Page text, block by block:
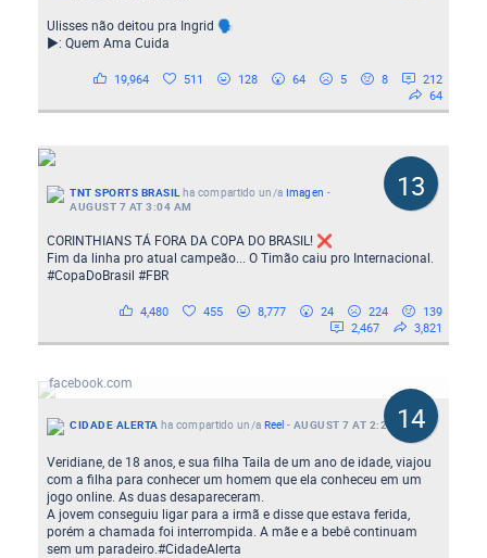
Ulisses não deitou pra Ingrid 🗣️
▶️: Quem Ama Cuida
19,964 511 128 64 5 8
212
64
13
TNT SPORTS BRASILha compartido un/a Imagen -
AUGUST 7 AT 3:04 AM
CORINTHIANS TÁ FORA DA COPA DO BRASIL! ❌
Fim da linha pro atual campeão... O Timão caiu pro Internacional.
#CopaDoBrasil #FBR
4,480 455 8,777 24 224
139
2,467
3,821
CIDADE ALERTA | Mulher leva filha de um ano para primeiro
facebook.com
14
CIDADE ALERTA ha compartido un/a Reel - AUGUST 7 AT 2:21 AM
Veridiane, de 18 anos, e sua filha Taila de um ano de idade, viajou
com a filha para conhecer um homem que ela conheceu em um
jogo online. As duas desapareceram.
A jovem conseguiu ligar para a irmã e disse que estava ferida,
porém a chamada foi interrompida. A mãe e a bebê continuam
sem um paradeiro.#CidadeAlerta